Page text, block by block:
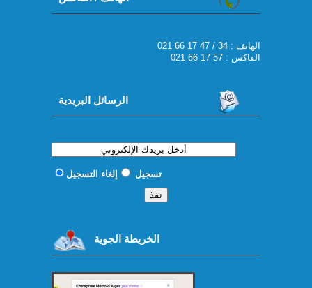
021 66 17 47 / 34 : الهاتف
الفاكس : 57 17 66 021
الرسائل البريدية
تسجيل إلغاء التسجيل
الخريطة الجوية